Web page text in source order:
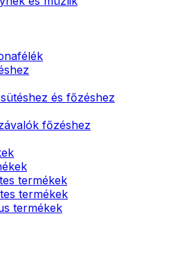
és főzéshez
főzéshez
termékek
termékek
termékek